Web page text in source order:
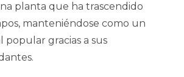
planta que ha trascendido
manteniéndose como un
popular gracias a sus